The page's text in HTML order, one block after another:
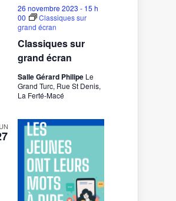
Classiques sur
grand écran
26 novembre 2023 - 15 h
00
Classiques sur
grand écran
Salle Gérard Philipe Le
Grand Turc, Rue St Denis,
La Ferté-Macé